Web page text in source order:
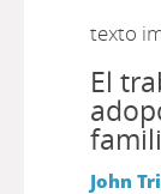
texto
El
John